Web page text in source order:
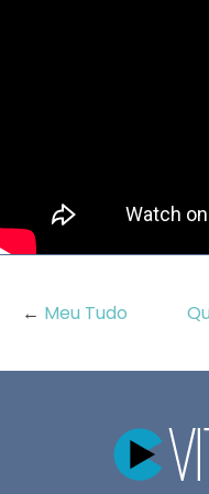
← Meu Tudo